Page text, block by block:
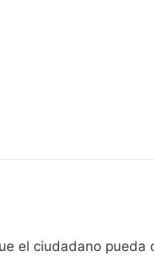
el ciudadano pueda